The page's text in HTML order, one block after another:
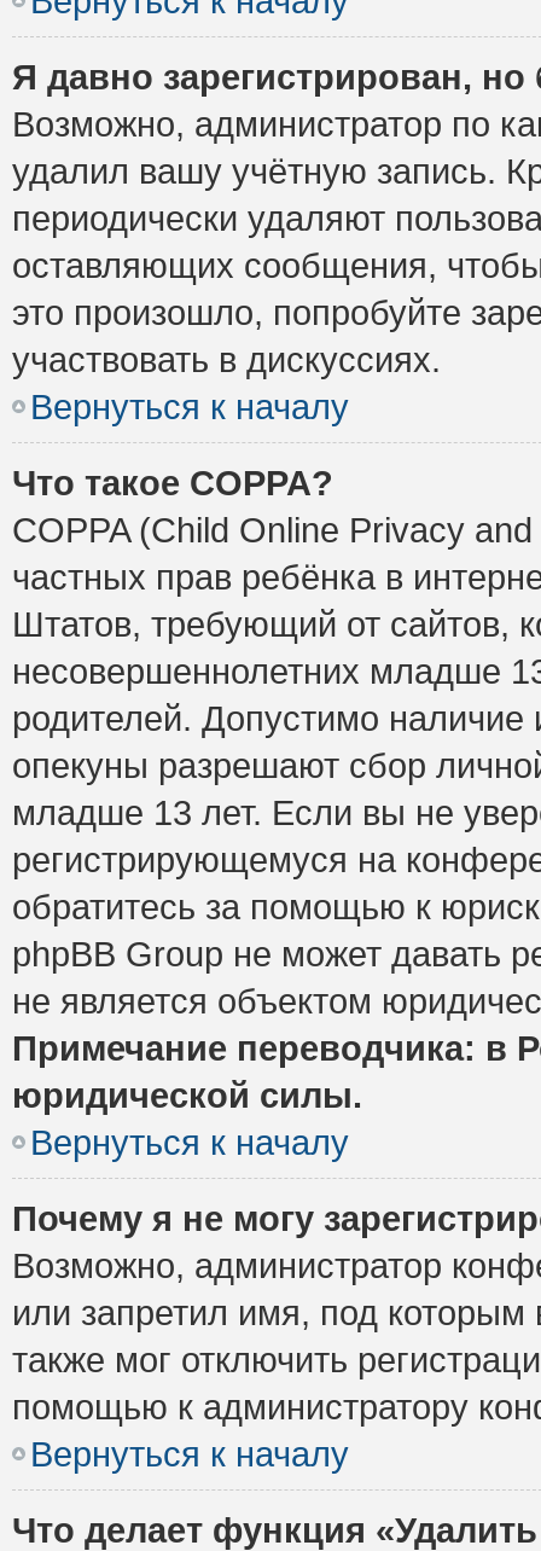
Я давно зарегистрирован,
Возможно, администратор по
удалил вашу учётную запись.
периодически удаляют
оставляющих сообщения,
это произошло, попробуйте
участвовать в дискуссиях.
Вернуться к началу
Что такое COPPA?
COPPA (Child Online Privacy
частных прав ребёнка в
Штатов, требующий от сайтов,
несовершеннолетних младше
родителей. Допустимо наличие
опекуны разрешают сбор
младше 13 лет. Если вы не
регистрирующемуся на
обратитесь за помощью к
phpBB Group не может давать
не является объектом
Примечание переводчика: в
юридической силы.
Вернуться к началу
Почему я не могу
Возможно, администратор
или запретил имя, под которым
также мог отключить
помощью к администратору
Вернуться к началу
Что делает функция